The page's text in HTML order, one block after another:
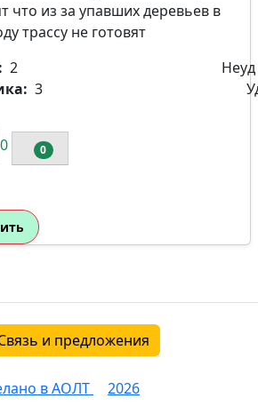
что из за упавших деревьев в
трассу не готовят
2
Неуд
3
0 0
и предложения
в АОЛТ 2026